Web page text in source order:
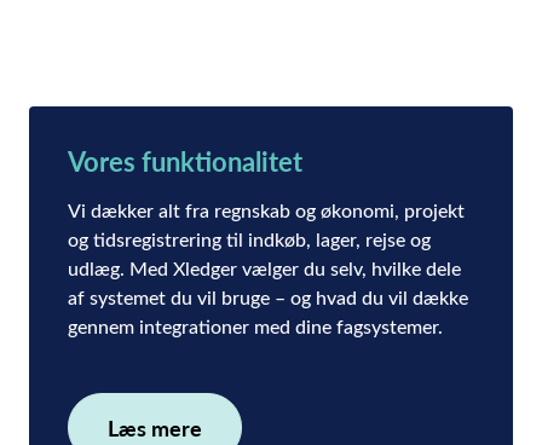
Vores funktionalitet
Vi dækker alt fra regnskab og økonomi, projekt
og tidsregistrering til indkøb, lager, rejse og
udlæg. Med Xledger vælger du selv, hvilke dele
af systemet du vil bruge – og hvad du vil dække
gennem integrationer med dine fagsystemer.
Læs mere